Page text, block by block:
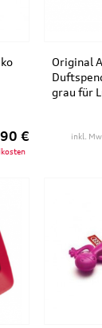
€
Original
grau für
inkl.